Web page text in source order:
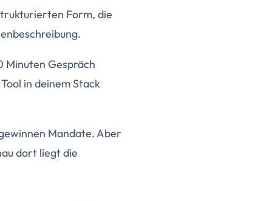
Form, die
Minuten Gespräch
in deinem Stack
Mandate. Aber
dort liegt die